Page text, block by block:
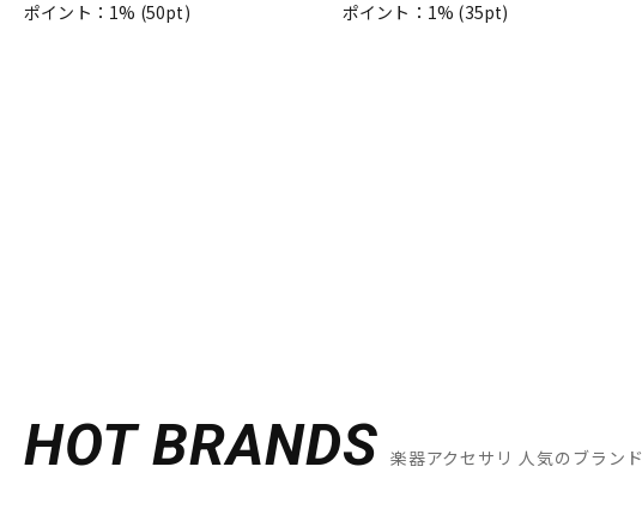
ポイント：1% (50pt) ポイント：1% (35pt)
HOT BRANDS 楽器アクセサリ 人気のブランド